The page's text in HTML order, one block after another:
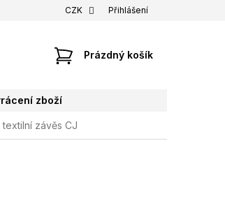
CZK Přihlášení
NÁKUPNÍ
Prázdný košík
zboží
závěs CJ